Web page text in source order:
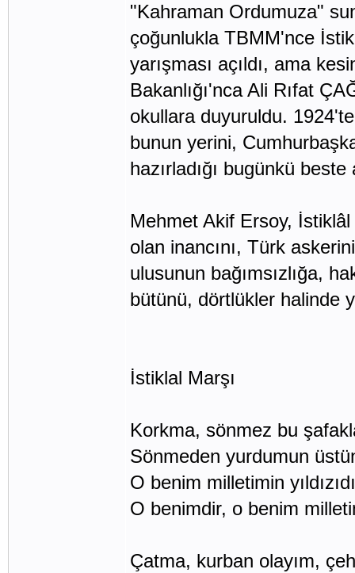
"Kahraman Ordumuza"
çoğunlukla TBMM'nce
yarışması açıldı, ama
Bakanlığı'nca Ali Rıfat
okullara duyuruldu.
bunun yerini,
hazırladığı bugünkü beste
Mehmet Akif Ersoy, İstiklâl
olan inancını, Türk
ulusunun bağımsızlığa,
bütünü, dörtlükler halinde
İstiklal Marşı
Korkma, sönmez bu
Sönmeden yurdumun
O benim milletimin
O benimdir, o benim
Çatma, kurban olayım,